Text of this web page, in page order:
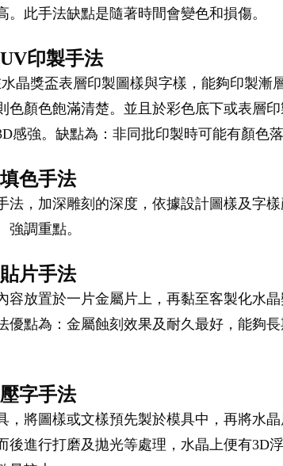
。此手法缺點是隨著時間會變色和損傷。
印製手法
晶獎盃表層印製圖樣與字樣，能夠印製
色顏色飽滿清楚。並且於彩色底下或表層
感強。缺點為：非同批印製時可能有顏色
色手法
法，加深雕刻的深度，依據設計圖樣及字
強調重點。
片手法
容放置於一片金屬片上，再黏至客製化水
優點為：金屬蝕刻效果及耐久最好，能夠
字手法
，將圖樣或文樣預先製於模具中，再將水
後進行打磨及拋光等處理，水晶上便有3D